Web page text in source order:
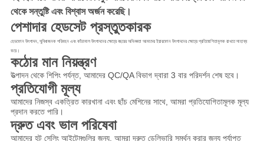
থেকে সন্তুষ্টি এবং বিশ্বাস অর্জন করেছি।
পেশাদার হেডসেট প্রস্তুতকারক
হেডফোন উৎপাদন, সুবিধাজনক পরিবহন এবং কাঁচামাল উৎপাদনের ক্ষেত্রে বছরের অভিজ্ঞতা আমাদের ইয়ারফোন উৎপাদনের ক্ষেত্রে প্রতিযোগিতামূলক রাখতে সাহায্য
করে।
কঠোর মান নিয়ন্ত্রণ
উত্পাদন থেকে শিপিং পর্যন্ত, আমাদের QC/QA বিভাগ দ্বারা 3 বার পরিদর্শন শেষ হবে।
প্রতিযোগী মূল্য
আমাদের নিজস্ব একত্রিত কারখানা এবং ছাঁচ মেশিনের সাথে, আমরা প্রতিযোগিতামূলক মূল্য
প্রদান করতে পারি।
দ্রুত এবং ভাল পরিষেবা
আমাদের হট সেলিং আইটেমগুলির জন্য, আমরা দ্রুত ডেলিভারি সমর্থন করার জন্য পর্যাপ্ত